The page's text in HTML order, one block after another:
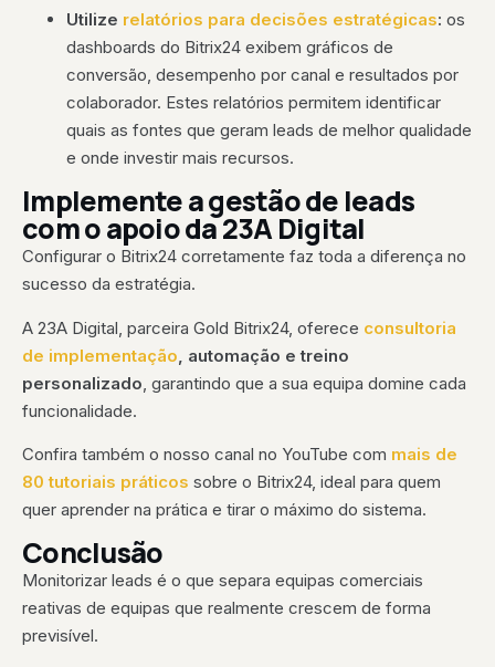
Utilize relatórios para decisões estratégicas: os
dashboards do Bitrix24 exibem gráficos de
conversão, desempenho por canal e resultados por
colaborador. Estes relatórios permitem identificar
quais as fontes que geram leads de melhor qualidade
e onde investir mais recursos.
Implemente a gestão de leads
com o apoio da 23A Digital
Configurar o Bitrix24 corretamente faz toda a diferença no
sucesso da estratégia.
A 23A Digital, parceira Gold Bitrix24, oferece consultoria
de implementação , automação e treino
personalizado , garantindo que a sua equipa domine cada
funcionalidade.
Confira também o nosso canal no YouTube com mais de
80 tutoriais práticos sobre o Bitrix24, ideal para quem
quer aprender na prática e tirar o máximo do sistema.
Conclusão
Monitorizar leads é o que separa equipas comerciais
reativas de equipas que realmente crescem de forma
previsível.